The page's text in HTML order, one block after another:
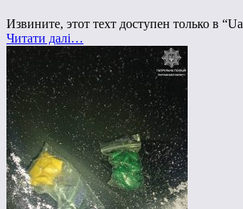
Извините, этот техт доступен только в
Читати далі…